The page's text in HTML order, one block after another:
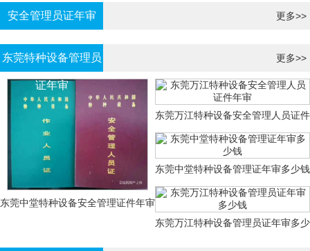
安全管理员证年审 更多>>
东莞特种设备管理员
证年审
更多>>
东莞中堂特种设备安全管理证件年审
东莞万江特种设备安全管理人员证件
年审
东莞中堂特种设备管理证年审多少钱
东莞万江特种设备管理员证年审多少